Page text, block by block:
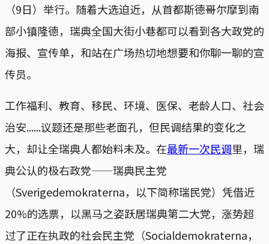
（9日）举行。随着大选迫近，从首都斯德哥尔摩到南
部小镇隆德，瑞典全国大街小巷都可以看到各大政党的
海报、宣传单，和站在广场热切地想要和你聊一聊的宣
传员。
工作福利、教育、移民、环境、医保、老龄人口、社会
治安......议题还是那些老面孔，但民调结果的变化之
大，却让全瑞典人都始料未及。在最新一次民调里，瑞
典公认的极右政党——瑞典民主党
（Sverigedemokraterna，以下简称瑞民党）凭借近
20%的选票，以黑马之姿跃居瑞典第二大党，涨势超
过了正在执政的社会民主党（Socialdemokraterna，